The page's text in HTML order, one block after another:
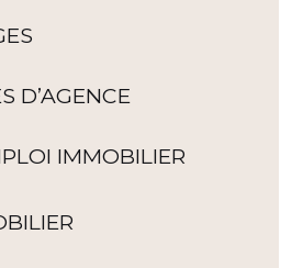
D’AGENCE
IMMOBILIER